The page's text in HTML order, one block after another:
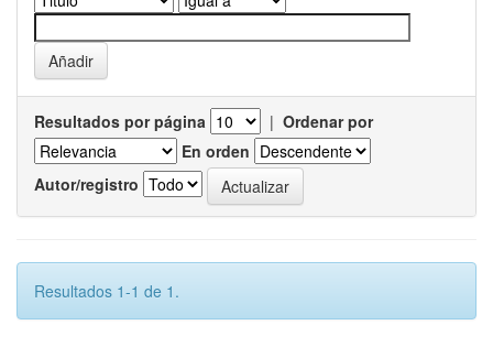
Resultados por página | Ordenar por
En orden
Autor/registro
Resultados 1-1 de 1.